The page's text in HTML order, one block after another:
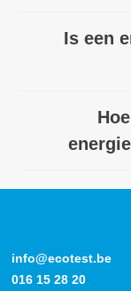
Is een
info@ecotest.be
016 15 28 20